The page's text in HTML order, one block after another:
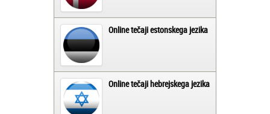
Online tečaji estonskega jezika
Online tečaji hebrejskega jezika